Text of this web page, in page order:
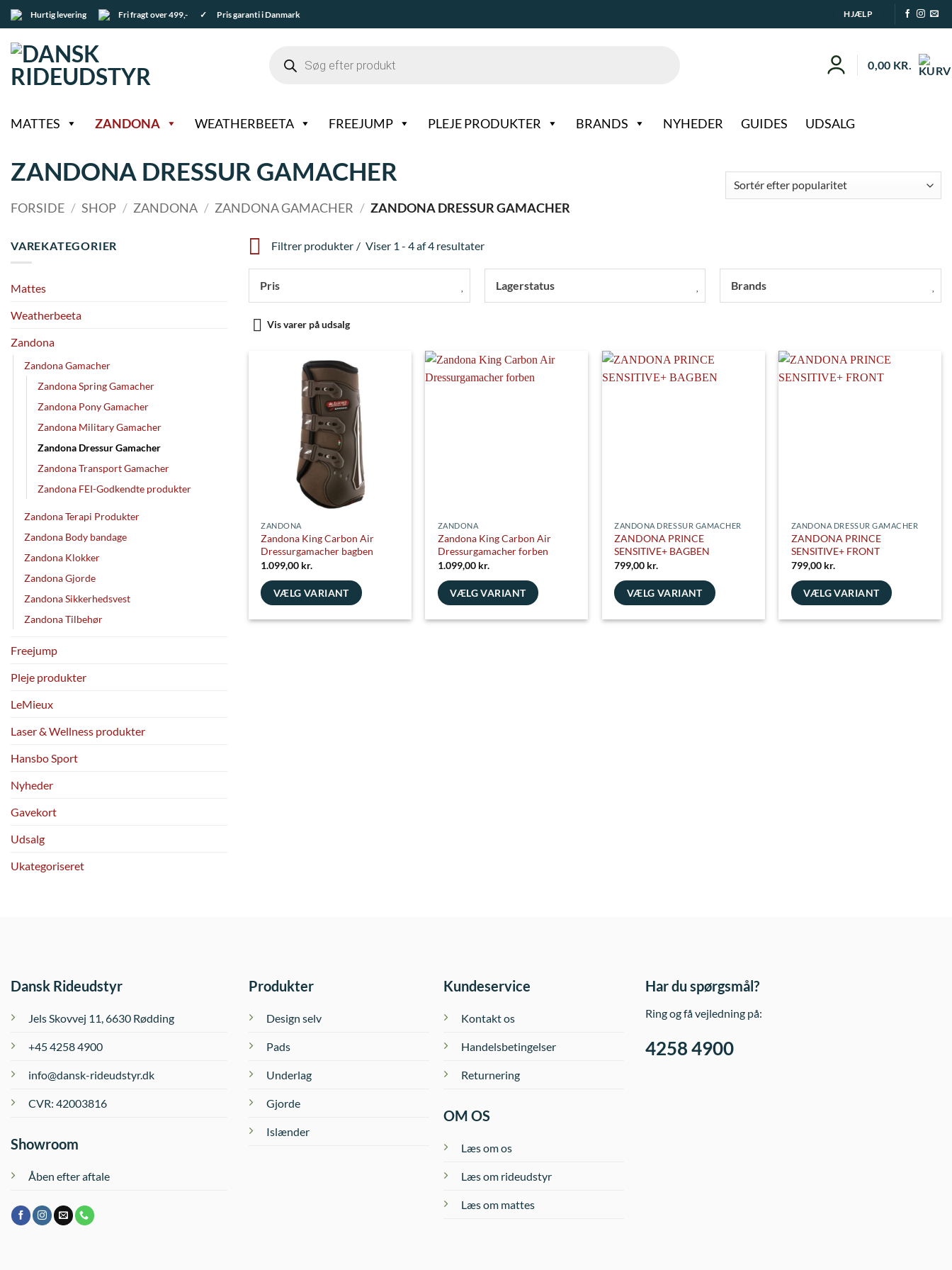
Fortsæt
til
indhold
Hurtig levering Fri fragt over 499,- ✓ Pris garanti i Danmark HJÆLP
search
0,00 KR.
MATTES ZANDONA WEATHERBEETA FREEJUMP PLEJE PRODUKTER BRANDS NYHEDER GUIDES UDSALG
ZANDONA DRESSUR GAMACHER
FORSIDE / SHOP / ZANDONA / ZANDONA GAMACHER / ZANDONA DRESSUR GAMACHER
VAREKATEGORIER
Mattes
Weatherbeeta
Zandona
Zandona Gamacher
Zandona Spring Gamacher
Zandona Pony Gamacher
Zandona Military Gamacher
Zandona Dressur Gamacher
Zandona Transport Gamacher
Zandona FEI-Godkendte produkter
Zandona Terapi Produkter
Zandona Body bandage
Zandona Klokker
Zandona Gjorde
Zandona Sikkerhedsvest
Zandona Tilbehør
Freejump
Pleje produkter
LeMieux
Laser & Wellness produkter
Hansbo Sport
Nyheder
Gavekort
Udsalg
Ukategoriseret
Filtrer produkter Viser 1 - 4 af 4 resultater
Pris Lagerstatus Brands
Vis varer på udsalg
ZANDONA
Zandona King Carbon Air
Dressurgamacher bagben
1.099,00 kr.
VÆLG VARIANT
ZANDONA
Zandona King Carbon Air
Dressurgamacher forben
1.099,00 kr.
VÆLG VARIANT
ZANDONA DRESSUR GAMACHER
ZANDONA PRINCE
SENSITIVE+ BAGBEN
799,00 kr.
VÆLG VARIANT
ZANDONA DRESSUR GAMACHER
ZANDONA PRINCE
SENSITIVE+ FRONT
799,00 kr.
VÆLG VARIANT
Dansk Rideudstyr
Jels Skovvej 11, 6630 Rødding
+45 4258 4900
info@dansk-rideudstyr.dk
CVR: 42003816
Showroom
Åben efter aftale
Produkter
Design selv
Pads
Underlag
Gjorde
Islænder
Kundeservice
Kontakt os
Handelsbetingelser
Returnering
OM OS
Læs om os
Læs om rideudstyr
Læs om mattes
Har du spørgsmål?
Ring og få vejledning på:
4258 4900